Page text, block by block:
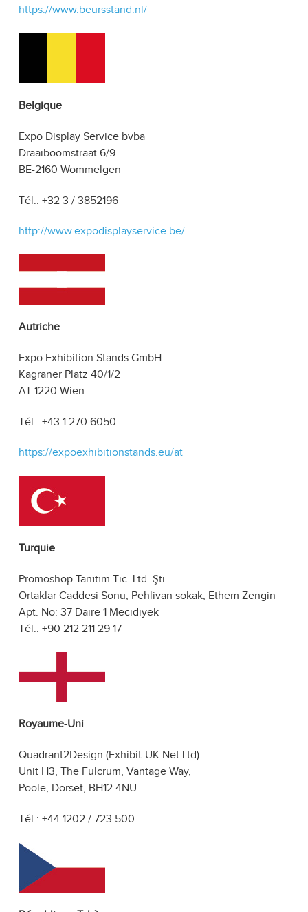
https://www.beursstand.nl/
Belgique
Expo Display Service bvba
Draaiboomstraat 6/9
BE-2160 Wommelgen
Tél.: +32 3 / 3852196
http://www.expodisplayservice.be/
Autriche
Expo Exhibition Stands GmbH
Kagraner Platz 40/1/2
AT-1220 Wien
Tél.: +43 1 270 6050
https://expoexhibitionstands.eu/at
Turquie
Promoshop Tanıtım Tic. Ltd. Şti.
Ortaklar Caddesi Sonu, Pehlivan sokak, Ethem Zengin
Apt. No: 37 Daire 1 Mecidiyek
Tél.: +90 212 211 29 17
Royaume-Uni
Quadrant2Design (Exhibit-UK.Net Ltd)
Unit H3, The Fulcrum, Vantage Way,
Poole, Dorset, BH12 4NU
Tél.: +44 1202 / 723 500